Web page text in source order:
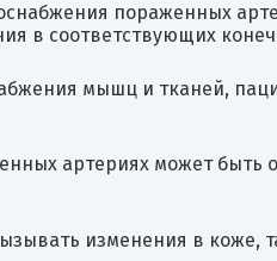
пораженных
в соответствующих
мышц и тканей,
артериях может быть
изменения в коже,